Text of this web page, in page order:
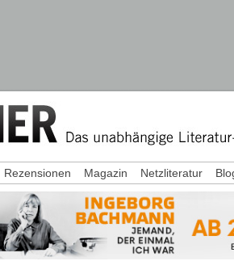
Rezensionen Magazin Netzliteratur